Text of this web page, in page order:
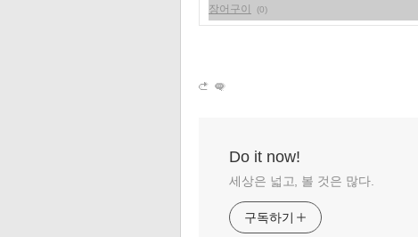
장어구이 (0)
Do it now!
세상은 넓고, 볼 것은 많다.
구독하기